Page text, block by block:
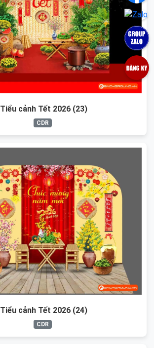
Tiểu cảnh Tết 2026 (23)
CDR
Tiểu cảnh Tết 2026 (24)
CDR